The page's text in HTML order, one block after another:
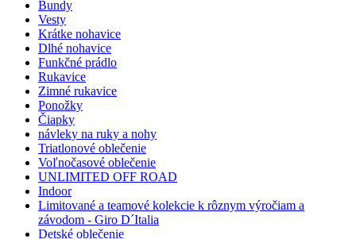
Bundy
Vesty
Krátke nohavice
Dlhé nohavice
Funkčné prádlo
Rukavice
Zimné rukavice
Ponožky
Čiapky
návleky na ruky a nohy
Triatlonové oblečenie
Voľnočasové oblečenie
UNLIMITED OFF ROAD
Indoor
Limitované a teamové kolekcie k rôznym výročiam a
závodom - Giro D´Italia
Detské oblečenie